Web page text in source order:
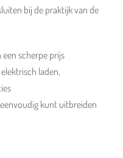
bij de praktijk van de
scherpe prijs
laden,
kunt uitbreiden